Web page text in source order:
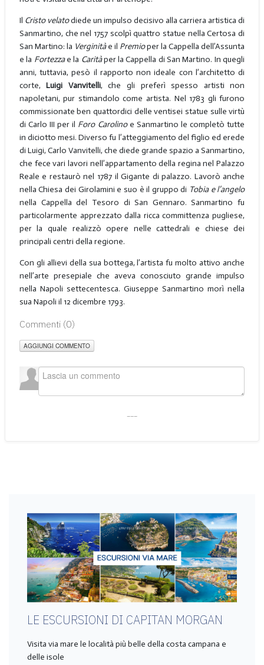
Il Cristo velatodiede un impulso decisivo alla carriera artistica di
Sanmartino, che nel 1757 scolpì quattro statue nella Certosa di
San Martino: la Verginitàe il Premioper la Cappella dell’Assunta
e la Fortezzae la Caritàper la Cappella di San Martino. In quegli
anni, tuttavia, pesò il rapporto non ideale con l’architetto di
corte,Luigi Vanvitelli, che gli preferì spesso artisti non
napoletani, pur stimandolo come artista. Nel 1783 gli furono
commissionate ben quattordici delle ventisei statue sulle virtù
di Carlo III per il Foro Carolinoe Sanmartino le completò tutte
in diciotto mesi. Diverso fu l’atteggiamento del figlio ed erede
di Luigi, Carlo Vanvitelli, che diede grande spazio a Sanmartino,
che fece vari lavori nell’appartamento della regina nel Palazzo
Reale e restaurò nel 1787 il Gigante di palazzo. Lavorò anche
nella Chiesa dei Girolamini e suo è il gruppo di Tobia e l’angelo
nella Cappella del Tesoro di San Gennaro. Sanmartino fu
particolarmente apprezzato dalla ricca committenza pugliese,
per la quale realizzò opere nelle cattedrali e chiese dei
principali centri della regione.
Con gli allievi della sua bottega, l’artista fu molto attivo anche
nell’arte presepiale che aveva conosciuto grande impulso
nella Napoli settecentesca. Giuseppe Sanmartino morì nella
sua Napoli il 12 dicembre 1793.
Commenti (0)
AGGIUNGI COMMENTO
LE ESCURSIONI DI CAPITAN MORGAN
Visita via mare le località più belle della costa campana e
delle isole